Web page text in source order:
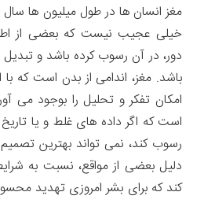
مغز انسان ها در طول میلیون ها
خیلی عجیب نیست که بعضی از
دور، در آن رسوب کرده باشد و
باشد. مغز، اندامی از بدن است که با
امکان تفکر و تحلیل را بوجود می
است که اگر داده های غلط و یا
رسوب کند، نمی تواند بهترین
دلیل بعضی از مواقع، نسبت به
کند که برای بشر امروزی تهدید